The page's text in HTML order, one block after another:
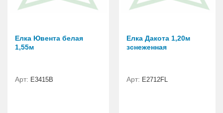
Елка Ювента белая
1,55м
Арт: E3415В
Елка Дакота 1,20м
зснеженная
Арт: Е2712FL